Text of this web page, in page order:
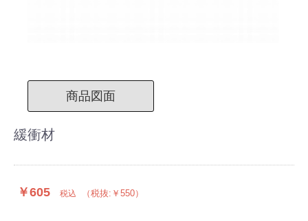
商品図面
緩衝材
￥605 税込 （税抜:￥550）